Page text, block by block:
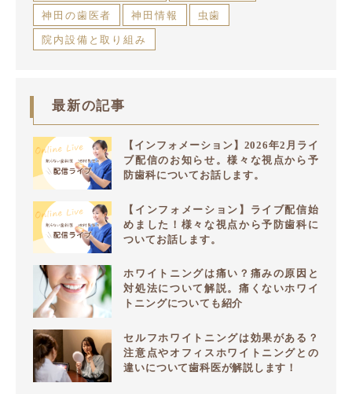
神田の歯医者
神田情報
虫歯
院内設備と取り組み
最新の記事
【インフォメーション】2026年2月ライ
ブ配信のお知らせ。様々な視点から予
防歯科についてお話します。
【インフォメーション】ライブ配信始
めました！様々な視点から予防歯科に
ついてお話します。
ホワイトニングは痛い？痛みの原因と
対処法について解説。痛くないホワイ
トニングについても紹介
セルフホワイトニングは効果がある？
注意点やオフィスホワイトニングとの
違いについて歯科医が解説します！